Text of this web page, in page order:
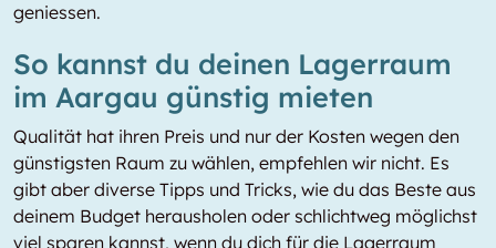
geniessen.
So kannst du deinen Lagerraum
im Aargau günstig mieten
Qualität hat ihren Preis und nur der Kosten wegen den
günstigsten Raum zu wählen, empfehlen wir nicht. Es
gibt aber diverse Tipps und Tricks, wie du das Beste aus
deinem Budget herausholen oder schlichtweg möglichst
viel sparen kannst, wenn du dich für die Lagerraum